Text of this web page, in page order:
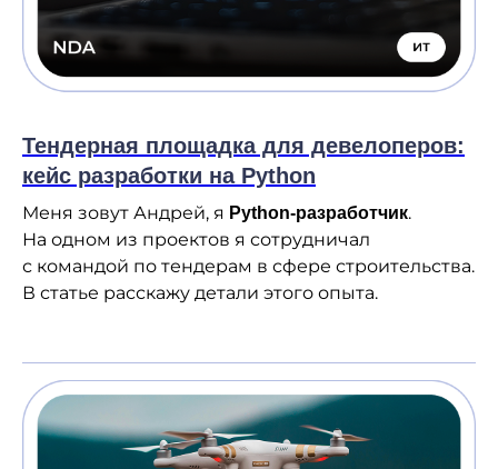
Тендерная площадка для девелоперов:
кейс разработки на Python
Меня зовут Андрей, я Python-разработчик.
На одном из проектов я сотрудничал
с командой по тендерам в сфере строительства.
В статье расскажу детали этого опыта.
site@programstore.ru
Политика конфиденциальности
Согласие на обработку персональных
данных
© Programming Store, 2026